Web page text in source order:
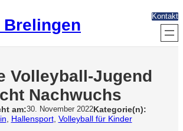
Brelingen Kontakt
Volleyball-Jugend
Nachwuchs
am:30. November 2022Kategorie(n):
Hallensport, Volleyball für Kinder